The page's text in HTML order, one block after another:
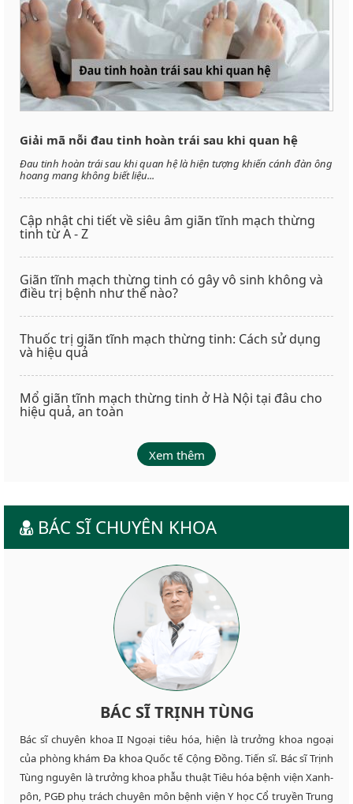
Giải mã nỗi đau tinh hoàn trái sau khi quan hệ
Đau tinh hoàn trái sau khi quan hệ là hiện tượng khiến cánh đàn ông
hoang mang không biết liệu...
Cập nhật chi tiết về siêu âm giãn tĩnh mạch thừng
tinh từ A - Z
Giãn tĩnh mạch thừng tinh có gây vô sinh không và
điều trị bệnh như thế nào?
Thuốc trị giãn tĩnh mạch thừng tinh: Cách sử dụng
và hiệu quả
Mổ giãn tĩnh mạch thừng tinh ở Hà Nội tại đâu cho
hiệu quả, an toàn
Xem thêm
BÁC SĨ CHUYÊN KHOA
BÁC SĨ TRỊNH TÙNG
Bác sĩ chuyên khoa II Ngoại tiêu hóa, hiện là trưởng khoa ngoại
của phòng khám Đa khoa Quốc tế Cộng Đồng. Tiến sĩ. Bác sĩ Trịnh
Tùng nguyên là trưởng khoa phẫu thuật Tiêu hóa bệnh viện Xanh-
pôn, PGĐ phụ trách chuyên môn bệnh viện Y học Cổ truyền Trung